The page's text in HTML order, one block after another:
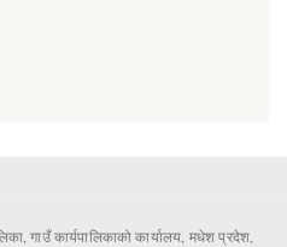
गाउँ कार्यपालिकाको कार्यालय, मधेश प्रदेश,